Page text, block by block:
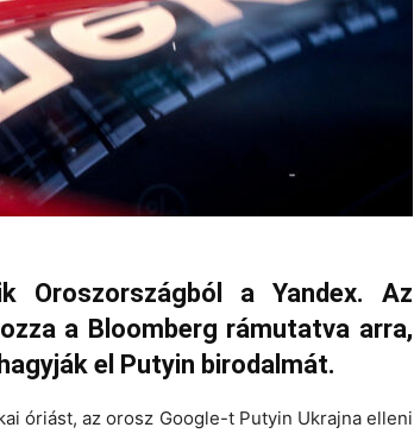
Oroszországból a Yandex. Az
a Bloomberg rámutatva arra,
el Putyin birodalmát.
óriást, az orosz Google-t Putyin Ukrajna elleni